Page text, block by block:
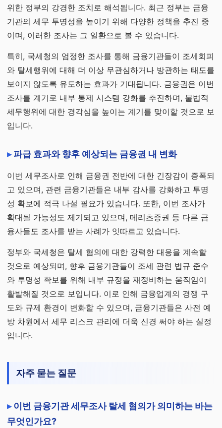
위한 정부의 강경한 조치로 해석됩니다. 최근 정부는 금융
기관의 세무 투명성을 높이기 위해 다양한 정책을 추진 중
이며, 이러한 조사는 그 일환으로 볼 수 있습니다.
특히, 국세청의 엄정한 조사를 통해 금융기관들이 조세회피
와 탈세행위에 대해 더 이상 무관심하거나 방관하는 태도를
보이지 않도록 유도하는 효과가 기대됩니다. 금융권은 이번
조사를 계기로 내부 통제 시스템 강화를 추진하며, 불법적
세무행위에 대한 경각심을 높이는 계기를 맞이할 것으로 보
입니다.
파급 효과와 향후 예상되는 금융권 내 변화
이번 세무조사로 인해 금융권 전반에 대한 긴장감이 증폭되
고 있으며, 관련 금융기관들은 내부 감사를 강화하고 투명
성 확보에 적극 나설 필요가 있습니다. 또한, 이번 조사가
확대될 가능성도 제기되고 있으며, 메리츠증권 등 다른 금
융사들도 조사를 받는 사례가 잇따르고 있습니다.
정부와 국세청은 탈세 혐의에 대한 강력한 대응을 계속할
것으로 예상되며, 향후 금융기관들이 조세 관련 법규 준수
와 투명성 확보를 위해 내부 규정을 재정비하는 움직임이
활발해질 것으로 보입니다. 이로 인해 금융업계의 경쟁 구
도와 규제 환경이 변화할 수 있으며, 금융기관들은 사전 예
방 차원에서 세무 리스크 관리에 더욱 신경 써야 하는 실정
입니다.
자주 묻는 질문
이번 금융기관 세무조사 탈세 혐의가 의미하는 바는
무엇인가요?